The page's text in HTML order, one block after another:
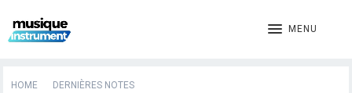
MENU
HOME DERNIÈRES NOTES